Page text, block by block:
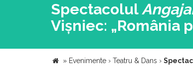
Spectacolul
Vișniec: „România
» Evenimente › Teatru & Dans ›